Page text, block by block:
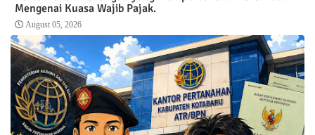
Mengenai Kuasa Wajib Pajak.
August 05, 2026